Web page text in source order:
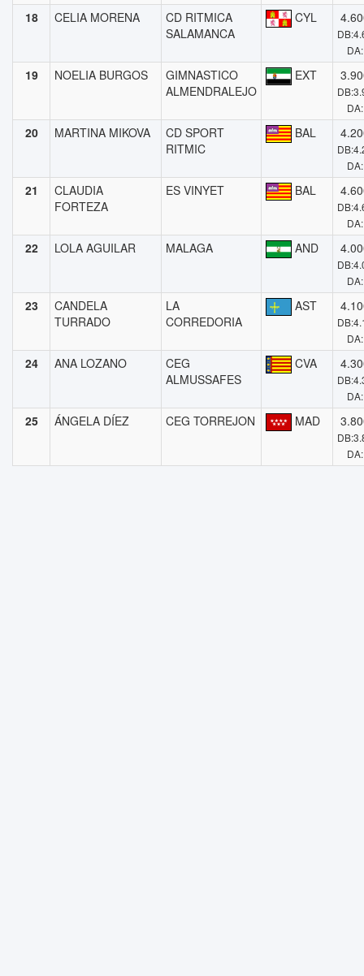
18 CELIA MORENA
CD RITMICA
SALAMANCA
CYL
DA:
19 NOELIA BURGOS
GIMNASTICO
ALMENDRALEJO
EXT
DA:
20 MARTINA MIKOVA
CD SPORT
RITMIC
BAL
DA:
21
CLAUDIA
FORTEZA
ES VINYET BAL
DA:
22 LOLA AGUILAR MALAGA AND
DA:
23
CANDELA
TURRADO
LA
CORREDORIA
AST
DA:
24 ANA LOZANO
CEG
ALMUSSAFES
CVA
DA:
25 ÁNGELA DÍEZ CEG TORREJON MAD
DA: